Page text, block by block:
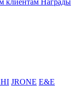
клиентам Награды
JRONE E&E